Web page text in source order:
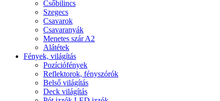
Csőbilincs
Szegecs
Csavarok
Csavaranyák
Menetes szár A2
Alátétek
Fények, világítás
Pozíciófények
Reflektorok, fényszórók
Belső világítás
Deck világítás